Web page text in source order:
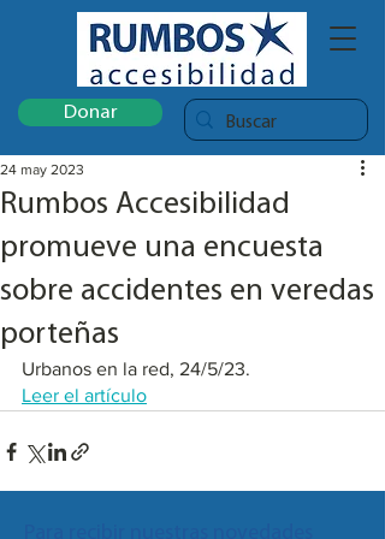
Donar
Rumbos Accesibilidad
promueve una encuesta
sobre accidentes en veredas
porteñas
24 may 2023
Urbanos en la red, 24/5/23.
Leer el artículo